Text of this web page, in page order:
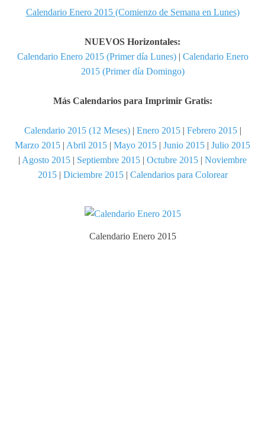
Calendario Enero 2015 (Comienzo de Semana en Lunes)
NUEVOS Horizontales:
Calendario Enero 2015 (Primer día Lunes)| Calendario Enero
2015 (Primer día Domingo)
Más Calendarios para Imprimir Gratis:
Calendario 2015 (12 Meses)| Enero 2015| Febrero 2015|
Marzo 2015 | Abril 2015 | Mayo 2015 | Junio 2015 | Julio 2015
| Agosto 2015 | Septiembre 2015 | Octubre 2015 | Noviembre
2015| Diciembre 2015| Calendarios para Colorear
Calendario Enero 2015